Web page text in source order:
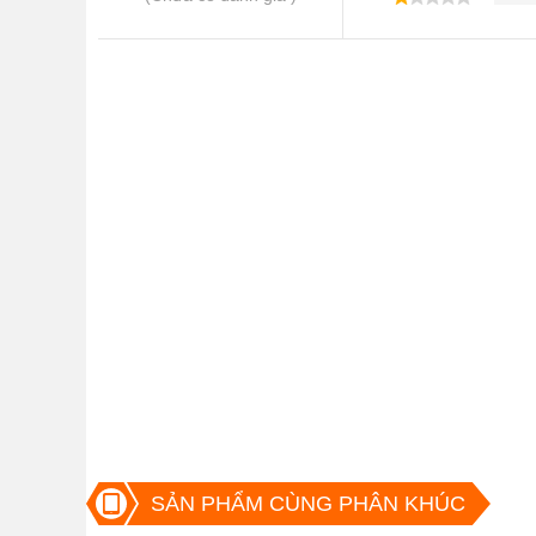
có một tạo hình camera mới và viền bên cạnh
dựng vẫn rất tốt.
SẢN PHẨM CÙNG PHÂN KHÚC